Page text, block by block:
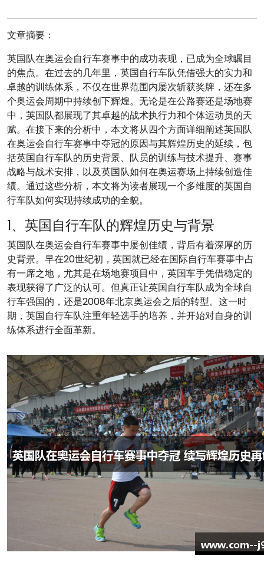
文章摘要：
英国队在奥运会自行车赛事中的成功表现，已成为全球瞩目
的焦点。在过去的几年里，英国自行车队凭借强大的实力和
卓越的训练体系，不仅在世界范围内屡次斩获奖牌，还在多
个奥运会周期中持续创下辉煌。无论是在公路赛还是场地赛
中，英国队都展现了其卓越的战术执行力和个体运动员的天
赋。在接下来的分析中，本文将从四个方面详细阐述英国队
在奥运会自行车赛事中夺冠的原因与其辉煌历史的延续，包
括英国自行车队的历史背景、队员的训练与技术提升、赛事
战略与战术安排，以及英国队如何在奥运赛场上持续创造佳
绩。通过这些分析，本文将为读者展现一个多维度的英国自
行车队如何实现持续成功的全貌。
1、英国自行车队的辉煌历史与背景
英国队在奥运会自行车赛事中屡创佳绩，背后有着深厚的历
史背景。早在20世纪初，英国就已经在国际自行车赛事中占
有一席之地，尤其是在场地赛项目中，英国车手凭借稳定的
表现获得了广泛的认可。但真正让英国自行车队成为全球自
行车强国的，还是2008年北京奥运会之后的转型。这一时
期，英国自行车队注重年轻选手的培养，并开始对自身的训
练体系进行全面革新。